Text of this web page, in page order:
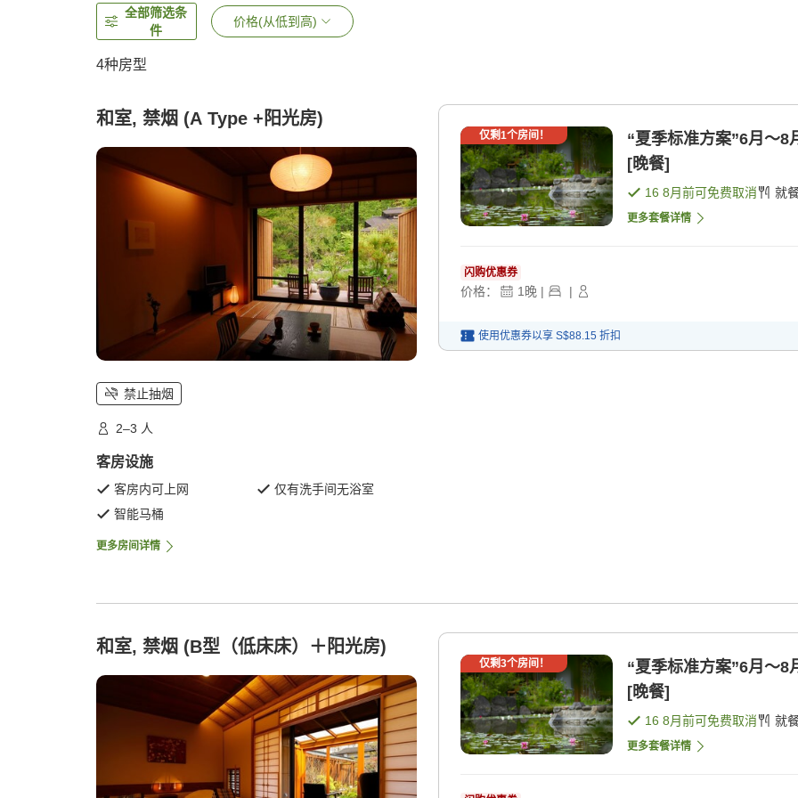
全部筛选条
件
价格(从低到高)
4种房型
和室, 禁烟 (A Type +阳光房)
禁止抽烟
2–3 人
客房设施
客房内可上网
仅有洗手间无浴室
智能马桶
更多房间详情
仅剩1个房间！
“夏季标准方案”6月〜
[晚餐]
16 8月前可免费取消 就
更多套餐详情
闪购优惠券
价格： 1晚 | |
使用优惠券以享 S$88.15 折扣
和室, 禁烟 (B型（低床床）＋阳光房)
仅剩3个房间！
“夏季标准方案”6月〜
[晚餐]
16 8月前可免费取消 就
更多套餐详情